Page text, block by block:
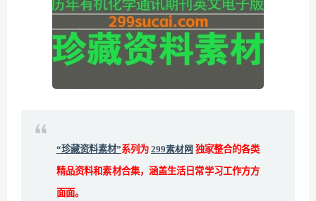
“珍藏资料素材”系列为 299素材网 独家整合的各类
精品资料和素材合集，涵盖生活日常学习工作方方
面面。